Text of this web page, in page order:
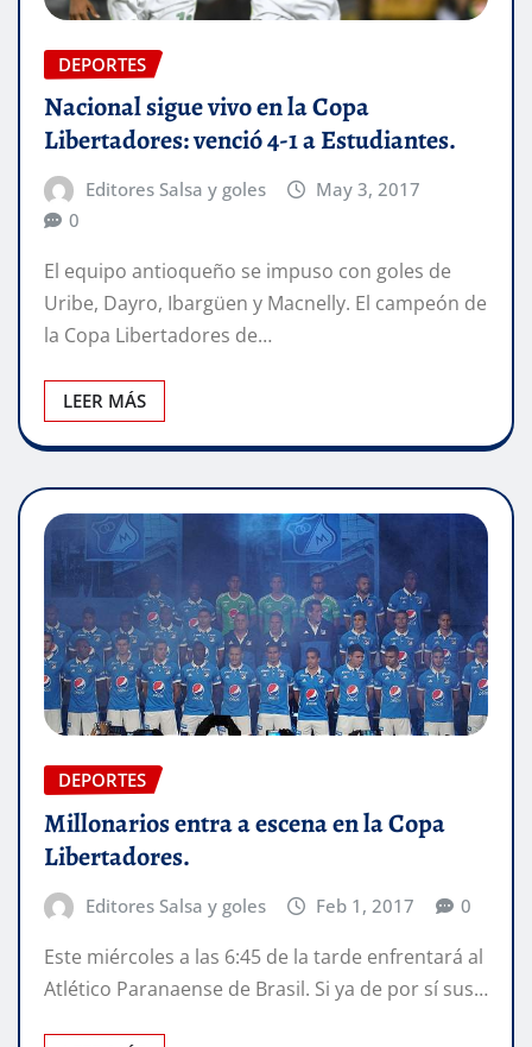
DEPORTES
Nacional sigue vivo en la Copa
Libertadores: venció 4-1 a Estudiantes.
Editores Salsa y goles
May 3, 2017
0
El equipo antioqueño se impuso con goles de
Uribe, Dayro, Ibargüen y Macnelly. El campeón de
la Copa Libertadores de…
LEER MÁS
DEPORTES
Millonarios entra a escena en la Copa
Libertadores.
Editores Salsa y goles Feb 1, 2017 0
Este miércoles a las 6:45 de la tarde enfrentará al
Atlético Paranaense de Brasil. Si ya de por sí sus…